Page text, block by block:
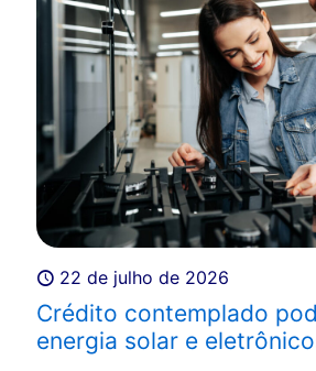
22 de julho de 2026
Crédito contemplado
energia solar e